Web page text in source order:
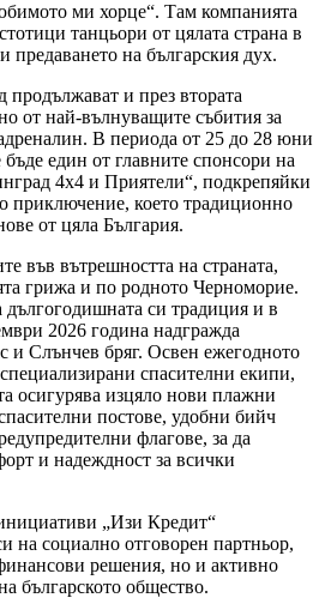
ми хорце“. Там компанията
танцьори от цялата страна в
предаването на българския дух.
и през втората
от най-вълнуващите събития за
В периода от 25 до 28 юни
един от главните спонсори на
4х4 и Приятели“, подкрепяйки
приключение, което традиционно
от цяла България.
във вътрешността на страната,
грижа и по родното Черноморие.
си традиция и в
2026 година надгражда
и Слънчев бряг. Освен ежегодното
спасителни екипи,
осигурява изцяло нови плажни
постове, удобни бийч
флагове, за да
и надеждност за всички
„Изи Кредит“
на социално отговорен партньор,
решения, но и активно
българското общество.